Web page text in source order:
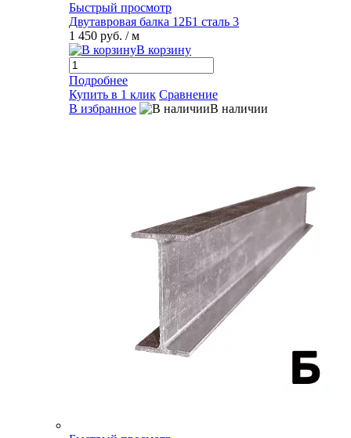
Быстрый просмотр
Двутавровая балка 12Б1 сталь 3
1 450 руб. / м
В корзину
Подробнее
Купить в 1 клик Сравнение
В избранное
В наличии